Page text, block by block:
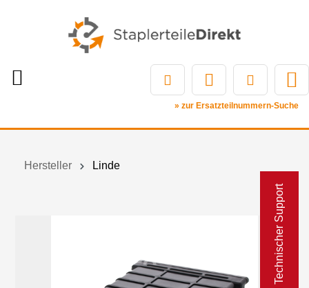
Technischer Support
» zur Ersatzteilnummern-Suche
Hersteller Linde